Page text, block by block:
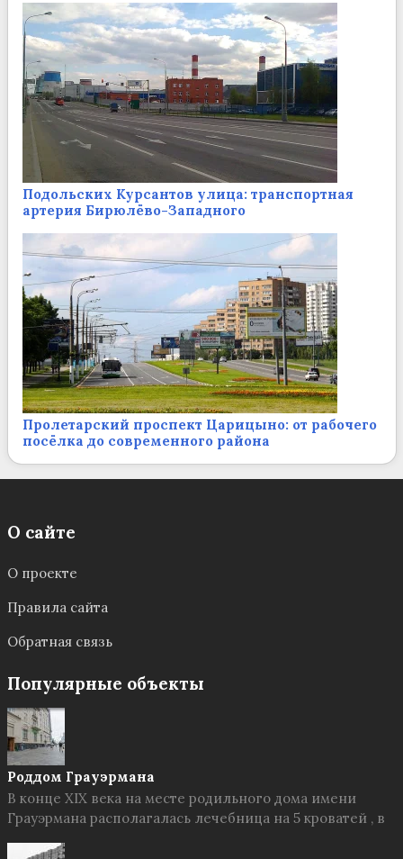
Подольских Курсантов улица: транспортная
артерия Бирюлёво-Западного
Пролетарский проспект Царицыно: от рабочего
посёлка до современного района
О сайте
О проекте
Правила сайта
Обратная связь
Популярные объекты
Роддом Грауэрмана
В конце XIX века на месте родильного дома имени
Грауэрмана располагалась лечебница на 5 кроватей , в